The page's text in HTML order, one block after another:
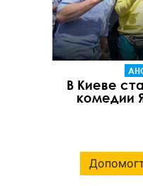
В Киеве
комедии